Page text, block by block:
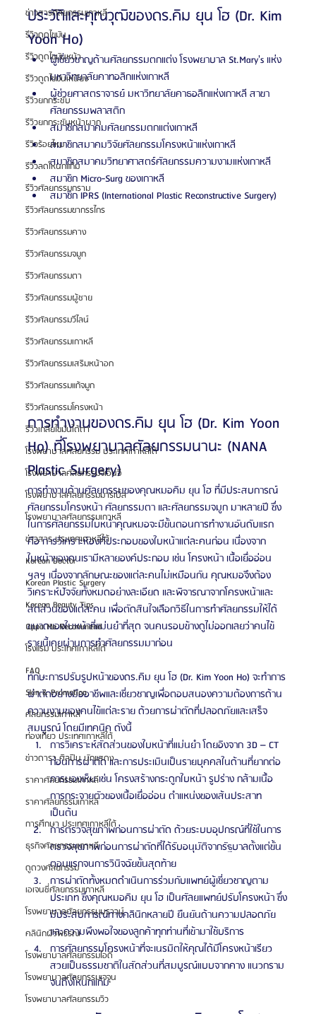
ข่าวสารศัลยกรรมเกาหลี
รีวิวดูดไขมัน
รีวิวดูดไขมันหน้า
รีวิวดูดไขมันเหนียง
รีวิวยกกระชับ
รีวิวยกกระชับหน้าผาก
รีวิวร้อยไหม
รีวิวลดโหนกแก้ม
รีวิวศัลยกรรมกราม
รีวิวศัลยกรรมขากรรไกร
รีวิวศัลยกรรมคาง
รีวิวศัลยกรรมจมูก
รีวิวศัลยกรรมตา
รีวิวศัลยกรรมผู้ชาย
รีวิวศัลยกรรมวีไลน์
รีวิวศัลยกรรมเกาหลี
รีวิวศัลยกรรมเสริมหน้าอก
รีวิวศัลยกรรมแก้จมูก
รีวิวศัลยกรรมโครงหน้า
รีวิวเกลี่ยไขมันใต้ตา
โรงพยาบาลศัลยกรรม ประเทศเกาหลีใต้
โรงพยาบาลศัลยกรรมจีเอ็นจี
โรงพยาบาลศัลยกรรมมาร์เบิ้ล
โรงพยาบาลศัลยกรรมเกาหลี
ข่าวสาร ประเทศเกาหลีใต้
Korean Doctor
Korean Plastic Surgery
Korean Beauty Tips
Oppa Me Recommend
โรงแรม ประเทศเกาหลีใต้
FAQ
Skin & Promotion
ศัลยกรรมเกาหลี
ท่องเที่ยว ประเทศเกาหลีใต้
ข่าวดารา ศิลปิน นักแสดง
ราคาศัลยกรรมเกาหลี
ราคาศัลยกรรมเกาหลี
การศึกษา ประเทศเกาหลีใต้
ธุรกิจศัลยกรรมเกาหลี
ดูดวงศัลยกรรม
เอเจนซี่ศัลยกรรมเกาหลี
โรงพยาบาลศัลยกรรมบราวน์
คลินิกผิวพรรณ
โรงพยาบาลศัลยกรรมไอดี
โรงพยาบาลศัลยกรรมเจจุน
โรงพยาบาลศัลยกรรมวิว
ประวัติและคุณวุฒิของดร.คิม ยุน โฮ (Dr. Kim
Yoon Ho)
ผู้เชี่ยวชาญด้านศัลยกรรมตกแต่ง โรงพยาบาล St.Mary's แห่ง
มหาวิทยาลัยคาทอลิกแห่งเกาหลี
ผู้ช่วยศาสตราจารย์ มหาวิทยาลัยคาธอลิกแห่งเกาหลี สาขา
ศัลยกรรมพลาสติก
สมาชิกสมาคมศัลยกรรมตกแต่งเกาหลี
สมาชิกสมาคมวิจัยศัลยกรรมโครงหน้าแห่งเกาหลี
สมาชิกสมาคมวิทยาศาสตร์ศัลยกรรมความงามแห่งเกาหลี
สมาชิก Micro-Surg ของเกาหลี
สมาชิก IPRS (International Plastic Reconstructive Surgery)
การทำงานของดร.คิม ยุน โฮ (Dr. Kim Yoon
Ho) ที่โรงพยาบาลศัลยกรรมนานะ (NANA
Plastic Surgery)
การทำงานด้านศัลยกรรมของคุณหมอคิม ยุน โฮ ที่มีประสบการณ์
ศัลยกรรมโครงหน้า ศัลยกรรมตา และศัลยกรรมจมูก มาหลายปี ซึ่ง
ในการศัลยกรรมใบหน้าคุณหมอจะมีขั้นตอนการทำงานอันดับแรก
คือ การวิเคราะห์องค์ประกอบของใบหน้าแต่ละคนก่อน เนื่องจาก
ใบหน้าของคนเรามีหลายองค์ประกอบ เช่น โครงหน้า เนื้อเยื่ออ่อน
ฯลฯ เนื่องจากลักษณะของแต่ละคนไม่เหมือนกัน คุณหมอจึงต้อง
วิเคราะห์ปัจจัยทั้งหมดอย่างละเอียด และพิจารณาจากโครงหน้าและ
สัดส่วนของแต่ละคน เพื่อตัดสินใจเลือกวิธีในการทำศัลยกรรมให้ได้
ขนาดของใบหน้าที่แม่นยำที่สุด จนคนรอบข้างดูไม่ออกเลยว่าคนไข้
รายนี้เคยผ่านการทำศัลยกรรมมาก่อน
ทักษะการปรับรูปหน้าของดร.คิม ยุน โฮ (Dr. Kim Yoon Ho) จะทำการ
ผ่าตัดอย่างมืออาชีพและเชี่ยวชาญเพื่อตอบสนองความต้องการด้าน
ความงามของคนไข้แต่ละราย ด้วยการผ่าตัดที่ปลอดภัยและเสร็จ
สมบูรณ์ โดยมีเทคนิค ดังนี้
การวิเคราะห์สัดส่วนของใบหน้าที่แม่นยำ โดยอิงจาก 3D – CT
ก่อนการผ่าตัด และการประเมินเป็นรายบุคคลในด้านที่ยากต่อ
การมองเห็น เช่น โครงสร้างกระดูกใบหน้า รูปร่าง กล้ามเนื้อ
การกระจายตัวของเนื้อเยื่ออ่อน ตำแหน่งของเส้นประสาท
เป็นต้น
การตรวจสุขภาพก่อนการผ่าตัด ด้วยระบบอุปกรณ์ที่ใช้ในการ
ตรวจสุขภาพก่อนการผ่าตัดที่ได้รับอนุมัติจากรัฐบาลตั้งแต่ขั้น
ตอนแรกจนการวินิจฉัยขั้นสุดท้าย
การผ่าตัดทั้งหมดดำเนินการร่วมกับแพทย์ผู้เชี่ยวชาญตาม
ประเภท ซึ่งคุณหมอคิม ยุน โฮ เป็นศัลยแพทย์ปรับโครงหน้า ซึ่ง
มีประสบการณ์ทางคลินิกหลายปี ยืนยันด้านความปลอดภัย
และความพึงพอใจของลูกค้าทุกท่านที่เข้ามาใช้บริการ
การศัลยกรรมโครงหน้าที่จะเนรมิตให้คุณได้มีโครงหน้าเรียว
สวยเป็นธรรมชาติในสัดส่วนที่สมบูรณ์แบบจากคาง แนวกราม
จนถึงโหนกแก้ม